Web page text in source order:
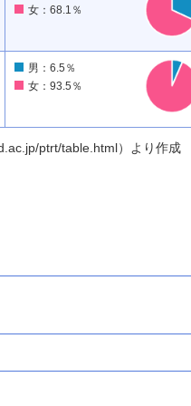
女：68.1％
男：6.5％
女：93.5％
ptrt/table.html）より作成